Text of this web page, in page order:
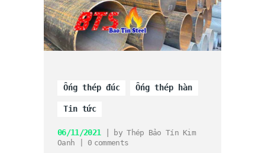
Ống thép đúc Ống thép hàn
Tin tức
06/11/2021 byThép Bảo Tín Kim
Oanh
0 comments